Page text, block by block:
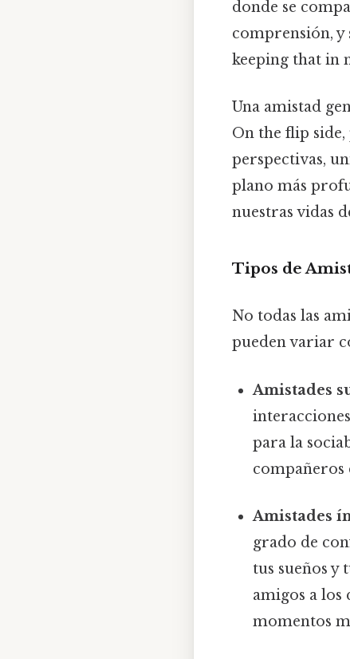
donde se
comprensión,
keeping that in
Una amistad
On the flip side,
perspectivas,
plano más
nuestras vidas
Tipos de
No todas las
pueden variar
Amistades
para la
compañeros
Amistades
grado de
tus sueños y
amigos a los
momentos